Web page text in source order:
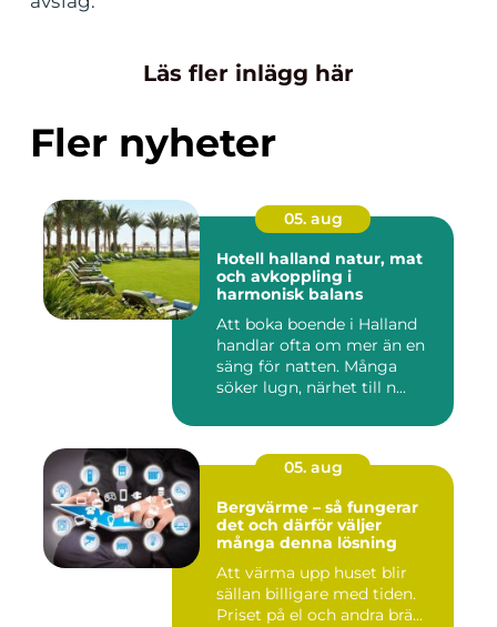
Läs fler inlägg här
Fler nyheter
05. aug
Hotell halland natur, mat
och avkoppling i
harmonisk balans
Att boka boende i Halland
handlar ofta om mer än en
säng för natten. Många
söker lugn, närhet till n...
05. aug
Bergvärme – så fungerar
det och därför väljer
många denna lösning
Att värma upp huset blir
sällan billigare med tiden.
Priset på el och andra brä...